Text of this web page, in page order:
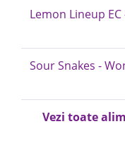
Lemon Lineup
Sour Snakes -
Vezi toate